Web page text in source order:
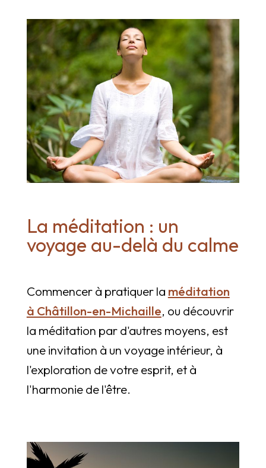
La méditation : un
voyage au-delà du calme
Commencer à pratiquer la méditation
à Châtillon-en-Michaille, ou découvrir
la méditation par d'autres moyens, est
une invitation à un voyage intérieur, à
l'exploration de votre esprit, et à
l'harmonie de l'être.